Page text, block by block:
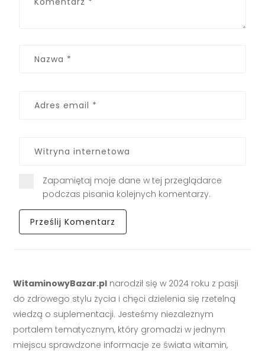
Zapamiętaj moje dane w tej przeglądarce
podczas pisania kolejnych komentarzy.
WitaminowyBazar.pl narodził się w 2024 roku z pasji
do zdrowego stylu życia i chęci dzielenia się rzetelną
wiedzą o suplementacji. Jesteśmy niezależnym
portalem tematycznym, który gromadzi w jednym
miejscu sprawdzone informacje ze świata witamin,